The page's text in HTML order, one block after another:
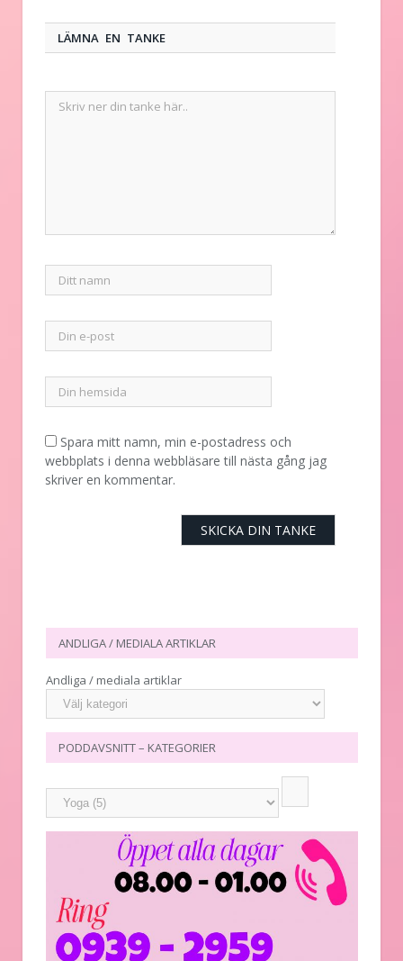
LÄMNA EN TANKE
Spara mitt namn, min e-postadress och
webbplats i denna webbläsare till nästa gång jag
skriver en kommentar.
ANDLIGA / MEDIALA ARTIKLAR
Andliga / mediala artiklar
PODDAVSNITT – KATEGORIER